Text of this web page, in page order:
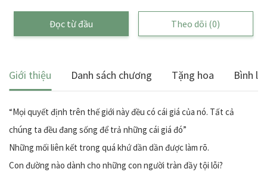
Đọc từ đầu Theo dõi (0)
Giới thiệu Danh sách chương Tặng hoa Bình
“Mọi quyết định trên thế giới này đều có cái giá của nó. Tất cả
chúng ta đều đang sống để trả những cái giá đó”
Những mối liên kết trong quá khứ dần dần được làm rõ.
Con đường nào dành cho những con người tràn đầy tội lỗi?